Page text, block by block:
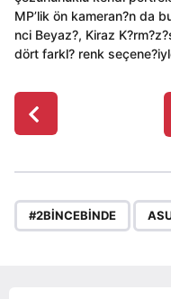
MP’lik ön kameran?n da
nci Beyaz?, Kiraz
dört farkl? renk
P
o
t
P
a
#2BINCEBINDE